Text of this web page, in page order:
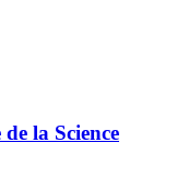
la Science